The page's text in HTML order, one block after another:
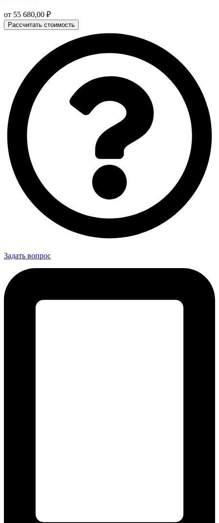
от 55 680,00 ₽
Рассчитать стоимость
Задать вопрос